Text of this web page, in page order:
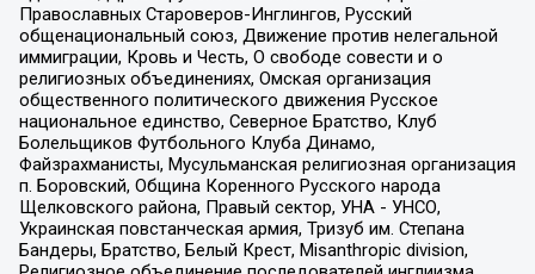
Православных Староверов-Инглингов, Русский
общенациональный союз, Движение против нелегальной
иммиграции, Кровь и Честь, О свободе совести и о
религиозных объединениях, Омская организация
общественного политического движения Русское
национальное единство, Северное Братство, Клуб
Болельщиков Футбольного Клуба Динамо,
Файзрахманисты, Мусульманская религиозная организация
п. Боровский, Община Коренного Русского народа
Щелковского района, Правый сектор, УНА - УНСО,
Украинская повстанческая армия, Тризуб им. Степана
Бандеры, Братство, Белый Крест, Misanthropic division,